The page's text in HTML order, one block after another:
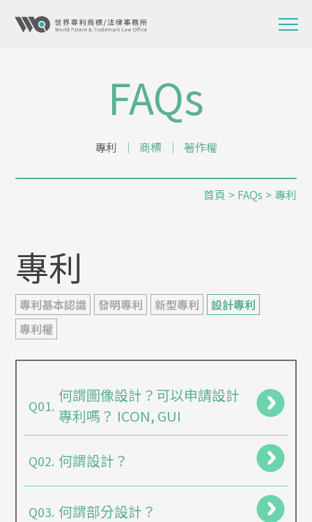
FAQs
專利 │ 商標 │ 著作權
首頁 > FAQs > 專利
專利
專利基本認識 發明專利 新型專利
設計專利
專利權
Q01.
何謂圖像設計？可以申請設計
專利嗎？ ICON, GUI
Q02. 何謂設計？
Q03. 何謂部分設計？